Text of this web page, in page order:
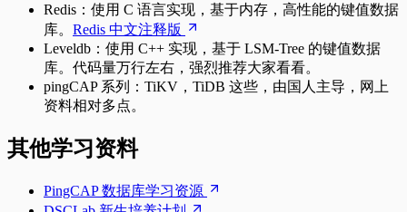
Redis：使用 C 语言实现，基于内存，高性能的键值数据
库。 Redis 中文注释版
Leveldb：使用 C++ 实现，基于 LSM-Tree 的键值数据
库。代码量万行左右，强烈推荐大家看看。
pingCAP 系列：TiKV，TiDB 这些，由国人主导，网上
资料相对多点。
其他学习资料
PingCAP 数据库学习资源